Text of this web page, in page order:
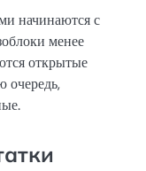
начинаются с
менее
открытые
очередь,